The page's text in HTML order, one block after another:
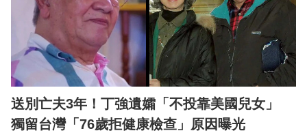
送別亡夫3年！丁強遺孀「不投靠美國兒女」
獨留台灣「76歲拒健康檢查」原因曝光